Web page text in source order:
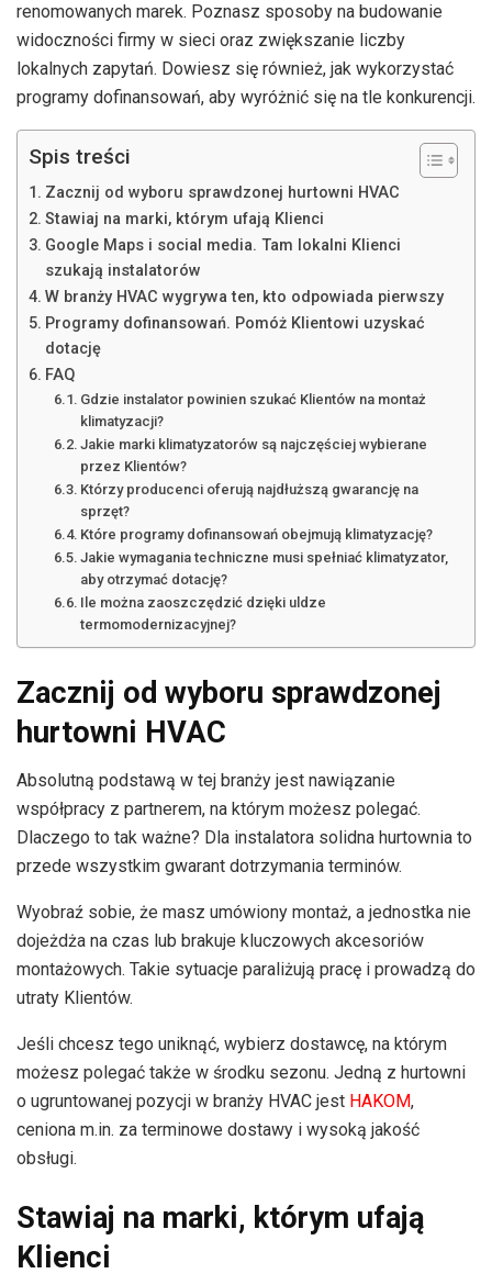
renomowanych marek. Poznasz sposoby na budowanie
widoczności firmy w sieci oraz zwiększanie liczby
lokalnych zapytań. Dowiesz się również, jak wykorzystać
programy dofinansowań, aby wyróżnić się na tle konkurencji.
Spis treści
Zacznij od wyboru sprawdzonej hurtowni HVAC
Stawiaj na marki, którym ufają Klienci
Google Maps i social media. Tam lokalni Klienci
szukają instalatorów
W branży HVAC wygrywa ten, kto odpowiada pierwszy
Programy dofinansowań. Pomóż Klientowi uzyskać
dotację
FAQ
Gdzie instalator powinien szukać Klientów na montaż
klimatyzacji?
Jakie marki klimatyzatorów są najczęściej wybierane
przez Klientów?
Którzy producenci oferują najdłuższą gwarancję na
sprzęt?
Które programy dofinansowań obejmują klimatyzację?
Jakie wymagania techniczne musi spełniać klimatyzator,
aby otrzymać dotację?
Ile można zaoszczędzić dzięki uldze
termomodernizacyjnej?
Zacznij od wyboru sprawdzonej
hurtowni HVAC
Absolutną podstawą w tej branży jest nawiązanie
współpracy z partnerem, na którym możesz polegać.
Dlaczego to tak ważne? Dla instalatora solidna hurtownia to
przede wszystkim gwarant dotrzymania terminów.
Wyobraź sobie, że masz umówiony montaż, a jednostka nie
dojeżdża na czas lub brakuje kluczowych akcesoriów
montażowych. Takie sytuacje paraliżują pracę i prowadzą do
utraty Klientów.
Jeśli chcesz tego uniknąć, wybierz dostawcę, na którym
możesz polegać także w środku sezonu. Jedną z hurtowni
o ugruntowanej pozycji w branży HVAC jest HAKOM,
ceniona m.in. za terminowe dostawy i wysoką jakość
obsługi.
Stawiaj na marki, którym ufają
Klienci